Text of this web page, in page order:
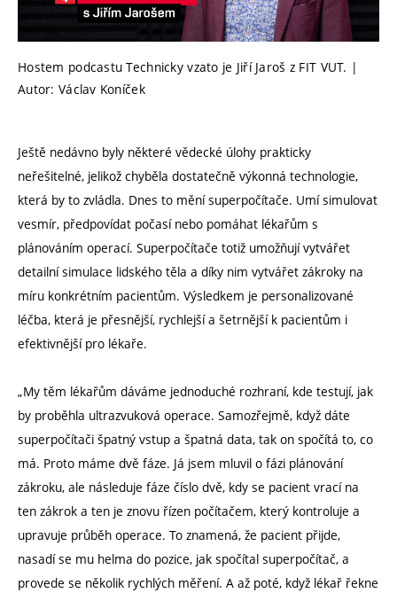
Hostem podcastu Technicky vzato je Jiří Jaroš z FIT VUT. |
Autor: Václav Koníček
Ještě nedávno byly některé vědecké úlohy prakticky
neřešitelné, jelikož chyběla dostatečně výkonná technologie,
která by to zvládla. Dnes to mění superpočítače. Umí simulovat
vesmír, předpovídat počasí nebo pomáhat lékařům s
plánováním operací. Superpočítače totiž umožňují vytvářet
detailní simulace lidského těla a díky nim vytvářet zákroky na
míru konkrétním pacientům. Výsledkem je personalizované
léčba, která je přesnější, rychlejší a šetrnější k pacientům i
efektivnější pro lékaře.
„My těm lékařům dáváme jednoduché rozhraní, kde testují, jak
by proběhla ultrazvuková operace. Samozřejmě, když dáte
superpočítači špatný vstup a špatná data, tak on spočítá to, co
má. Proto máme dvě fáze. Já jsem mluvil o fázi plánování
zákroku, ale následuje fáze číslo dvě, kdy se pacient vrací na
ten zákrok a ten je znovu řízen počítačem, který kontroluje a
upravuje průběh operace. To znamená, že pacient přijde,
nasadí se mu helma do pozice, jak spočítal superpočítač, a
provede se několik rychlých měření. A až poté, když lékař řekne